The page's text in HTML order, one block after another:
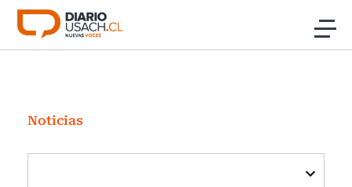
Click acá para ir directamente al contenido
Investigación
Cultura
Noticias